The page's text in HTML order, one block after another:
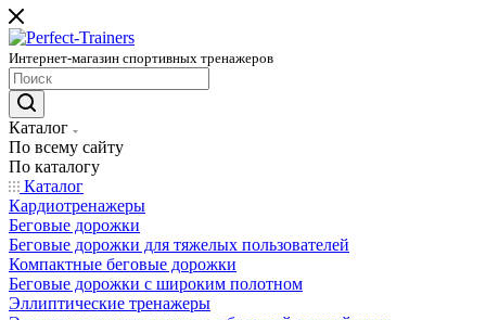
Интернет-магазин спортивных тренажеров
Каталог
По всему сайту
По каталогу
Каталог
Кардиотренажеры
Беговые дорожки
Беговые дорожки для тяжелых пользователей
Компактные беговые дорожки
Беговые дорожки с широким полотном
Эллиптические тренажеры